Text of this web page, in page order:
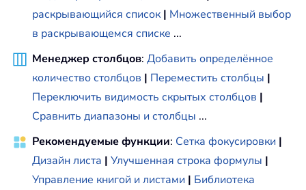
раскрывающийся список | Множественный выбор
в раскрывающемся списке ...
Менеджер столбцов: Добавить определённое
количество столбцов | Переместить столбцы |
Переключить видимость скрытых столбцов |
Сравнить диапазоны и столбцы ...
Рекомендуемые функции: Сетка фокусировки |
Дизайн листа | Улучшенная строка формулы |
Управление книгой и листами | Библиотека